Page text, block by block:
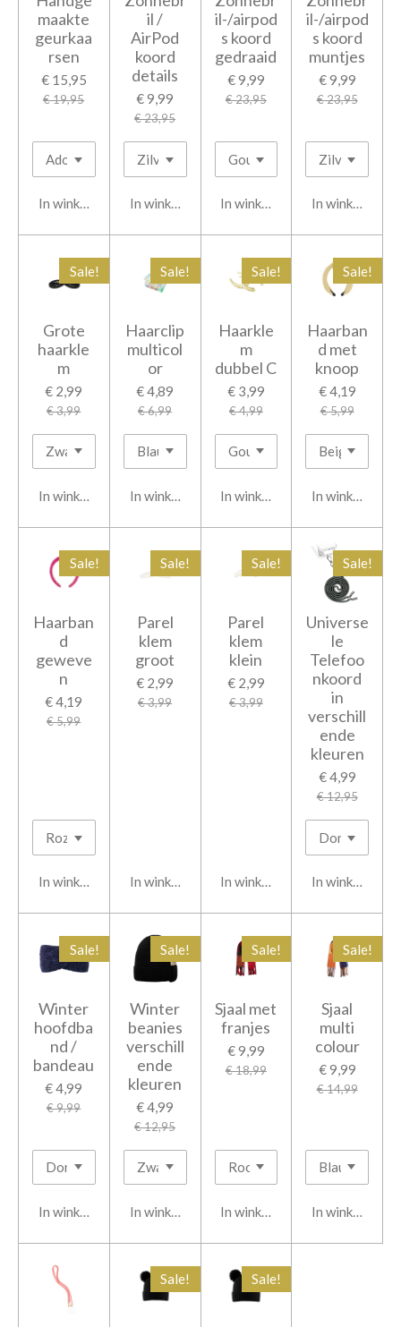
maakte
geurkaa
rsen
€ 15,95
€ 19,95
In winkelwagen
il /
AirPod
koord
details
€ 9,99
€ 23,95
In winkelwagen
il-/airpod
s koord
gedraaid
€ 9,99
€ 23,95
In winkelwagen
il-/airpod
s koord
muntjes
€ 9,99
€ 23,95
In
Sale!
Grote
haarkle
m
€ 2,99
€ 3,99
In winkelwagen
Sale!
Haarclip
multicol
or
€ 4,89
€ 6,99
In winkelwagen
Sale!
Haarkle
m
dubbel C
€ 3,99
€ 4,99
In winkelwagen
Sale!
Haarban
d met
knoop
€ 4,19
€ 5,99
In
Sale!
Haarban
d
geweve
n
€ 4,19
€ 5,99
In winkelwagen
Sale!
Parel
klem
groot
€ 2,99
€ 3,99
In winkelwagen
Sale!
Parel
klem
klein
€ 2,99
€ 3,99
In winkelwagen
Sale!
Universe
le
Telefoo
nkoord
in
verschill
ende
kleuren
€ 4,99
€ 12,95
In
Sale!
Winter
hoofdba
nd /
bandeau
€ 4,99
€ 9,99
In winkelwagen
Sale!
Winter
beanies
verschill
ende
kleuren
€ 4,99
€ 12,95
In winkelwagen
Sale!
Sjaal met
franjes
€ 9,99
€ 18,99
In winkelwagen
Sale!
Sjaal
multi
colour
€ 9,99
€ 14,99
In
Sale! Sale!